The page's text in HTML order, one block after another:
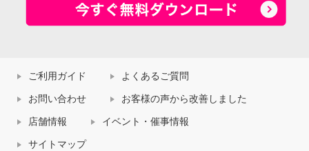
ご利用ガイド よくあるご質問
お問い合わせ お客様の声から改善しました
店舗情報 イベント・催事情報
サイトマップ